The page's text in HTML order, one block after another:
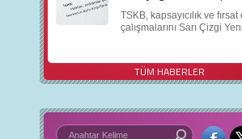
TSKB, kapsayıcılık ve
çalışmalarını Sarı Çizgi
TÜM HABERLER